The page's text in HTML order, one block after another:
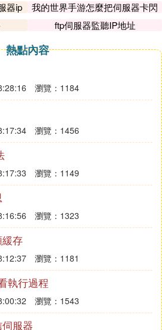
賬戶：我們和【支付寶】開展
設置實名認證的【支付寶賬
功交易可及時收款。
示。
賣號的伺服器怎麼寫
密保問題……你都賣了你不告
怎麼改成自己的礙…QQ的
手游賬號，可是交易平
服務區，我就用了一下賣
入進去後顯
倩女幽魂新服有經驗加成和到
，所以我建議你去新區
行業
要麼就是賣伺服器空間的
器ip
我的世界手游怎麼把伺服器卡閃
退
ftp伺服器監聽IP地址
熱點內容
瀏覽：1184
瀏覽：1456
瀏覽：1149
瀏覽：1323
存
瀏覽：1181
執行過程
瀏覽：1543
服器